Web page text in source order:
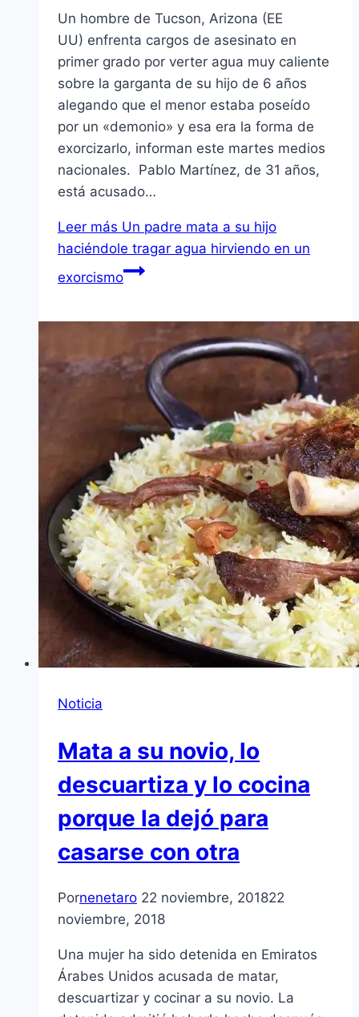
Un hombre de Tucson, Arizona (EE
UU) enfrenta cargos de asesinato en
primer grado por verter agua muy caliente
sobre la garganta de su hijo de 6 años
alegando que el menor estaba poseído
por un «demonio» y esa era la forma de
exorcizarlo, informan este martes medios
nacionales. Pablo Martínez, de 31 años,
está acusado…
Leer más Un padre mata a su hijo
haciéndole tragar agua hirviendo en un
exorcismo
Noticia
Mata a su novio, lo
descuartiza y lo cocina
porque la dejó para
casarse con otra
Pornenetaro 22 noviembre, 201822
noviembre, 2018
Una mujer ha sido detenida en Emiratos
Árabes Unidos acusada de matar,
descuartizar y cocinar a su novio. La